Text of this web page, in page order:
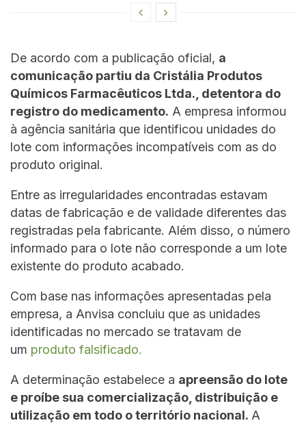
De acordo com a publicação oficial, a
comunicação partiu da Cristália Produtos
Químicos Farmacêuticos Ltda., detentora do
registro do medicamento. A empresa informou
à agência sanitária que identificou unidades do
lote com informações incompatíveis com as do
produto original.
Entre as irregularidades encontradas estavam
datas de fabricação e de validade diferentes das
registradas pela fabricante. Além disso, o número
informado para o lote não corresponde a um lote
existente do produto acabado.
Com base nas informações apresentadas pela
empresa, a Anvisa concluiu que as unidades
identificadas no mercado se tratavam de
um produto falsificado.
A determinação estabelece a apreensão do lote
e proíbe sua comercialização, distribuição e
utilização em todo o território nacional. A